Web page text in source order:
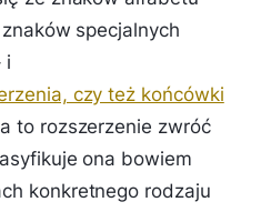
specjalnych
i
czy też końcówki
to rozszerzenie zwróć
ona bowiem
konkretnego rodzaju